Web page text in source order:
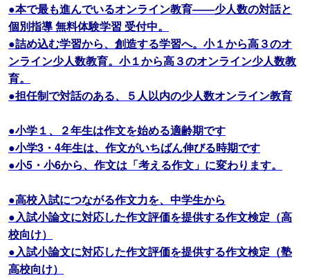
●本で最も進んでいるオンライン教育――少人数の対話と
個別指導 無料体験学習 受付中。
●詰め込む学習から、創造する学習へ。小１から高３のオ
ンライン少人数教育。小１から高３のオンライン少人数教
育。
●担任制で対話のある、５人以内の少人数オンライン教育
●小学１、２年生は作文を始める適齢期です
●小学3・4年生は、作文がいちばん伸びる時期です
●小5・小6から、作文は「考える作文」に変わります。
●高校入試につながる作文力を、中学生から
●入試小論文に対応した作文評価を提供する作文検定（高
校向け）
●入試小論文に対応した作文評価を提供する作文検定（塾
高校向け）